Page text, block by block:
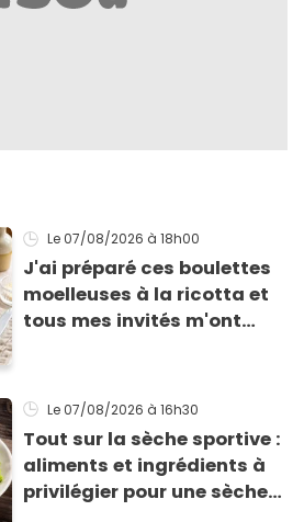
Le 07/08/2026 à 18h00
J'ai préparé ces boulettes
moelleuses à la ricotta et
tous mes invités m'ont
Le 07/08/2026 à 16h30
Tout sur la sèche sportive :
aliments et ingrédients à
privilégier pour une sèche